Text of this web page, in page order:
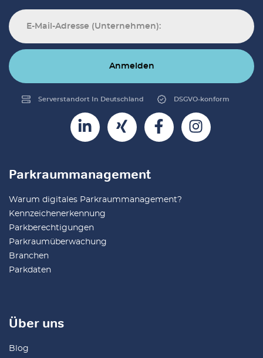
Anmelden
Serverstandort In Deutschland DSGVO-konform
Parkraummanagement
Warum digitales Parkraummanagement?
Kennzeichenerkennung
Parkberechtigungen
Parkraumüberwachung
Branchen
Parkdaten
Über uns
Blog